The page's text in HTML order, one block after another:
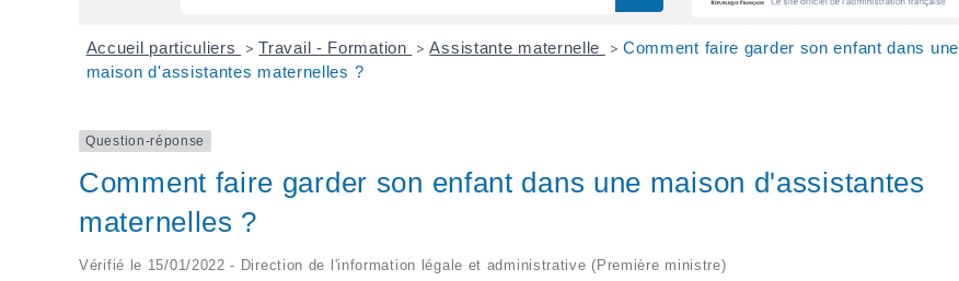
Accueil particuliers > Travail - Formation > Assistante maternelle > Comment faire garder son enfant dans une
maison d'assistantes maternelles ?
Question-réponse
Comment faire garder son enfant dans une maison d'assistantes
maternelles ?
Vérifié le 15/01/2022 - Direction de l'information légale et administrative (Première ministre)